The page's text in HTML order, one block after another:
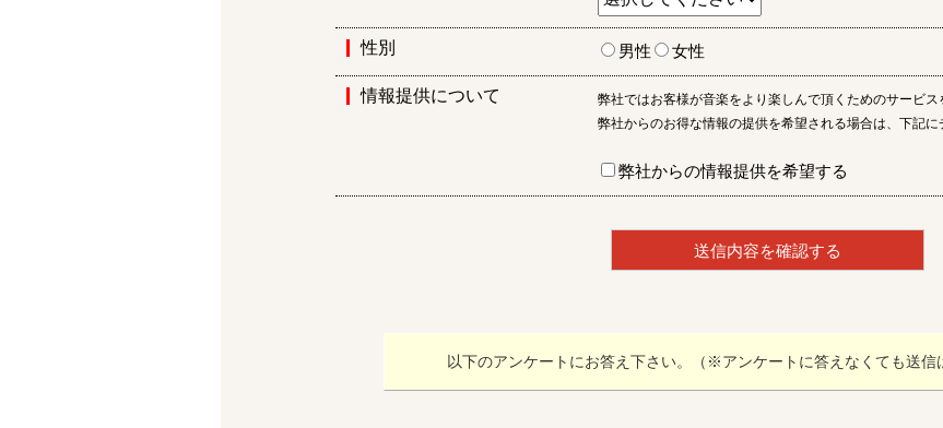
性別 男性 女性
情報提供について
弊社ではお客様が音楽をより楽しんで頂くためのサービス
弊社からのお得な情報の提供を希望される場合は、下記に
弊社からの情報提供を希望する
以下のアンケートにお答え下さい。（※アンケートに答えなくても送信